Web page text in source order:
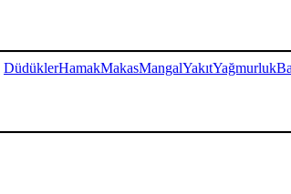
DüdüklerHamakMakasMangalYakıtYağmurluk